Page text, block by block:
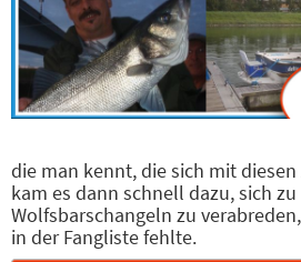
die man kennt, die sich mit
kam es dann schnell dazu, sich
Wolfsbarschangeln zu
in der Fangliste fehlte.